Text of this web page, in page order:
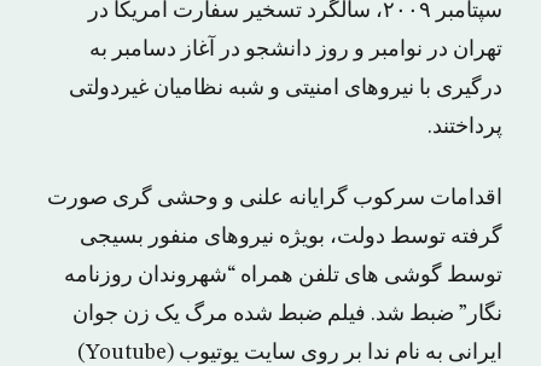
سپتامبر ۲۰۰۹، سالگرد تسخیر سفارت آمریکا در
تهران در نوامبر و روز دانشجو در آغاز دسامبر به
درگیری با نیروهای امنیتی و شبه نظامیان غیردولتی
پرداختند.
اقدامات سرکوب گرایانه علنی و وحشی گری صورت
گرفته توسط دولت، بویژه نیروهای منفور بسیجی
توسط گوشی های تلفن همراه “شهروندان روزنامه
نگار” ضبط شد. فیلم ضبط شده مرگ یک زن جوان
ایرانی به نام ندا بر روی سایت یو‌تیوب (Youtube)